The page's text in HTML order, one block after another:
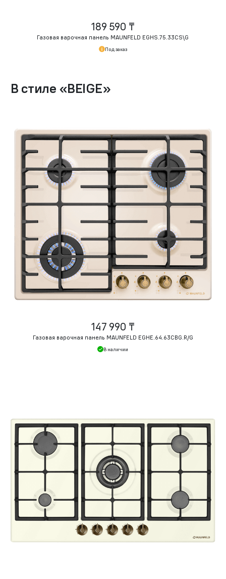
189 590 ₸
Газовая варочная панель MAUNFELD EGHS.75.33CS\G
Под заказ
В стиле «BEIGE»
147 990 ₸
Газовая варочная панель MAUNFELD EGHE.64.63CBG.R/G
В наличии